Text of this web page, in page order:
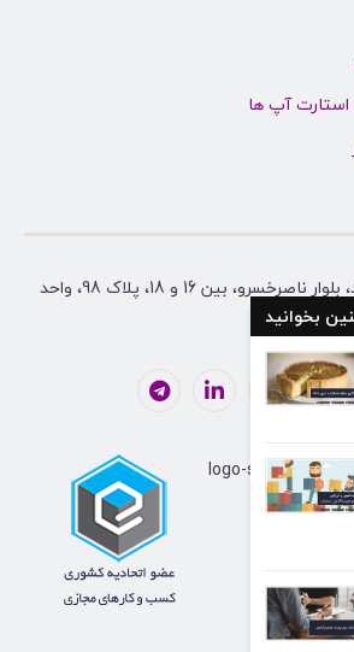
استارت آپ ها
آدرس: مشهد، احمد آباد، بلوار ناصرخسرو، بین 16 و 18، پلاک 98، واحد
بخوانید